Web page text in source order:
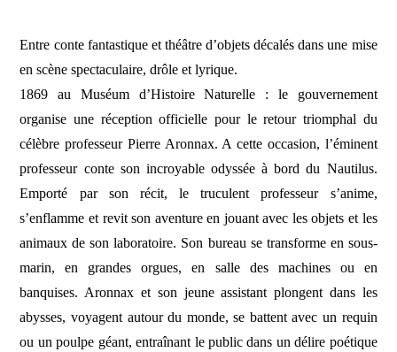
Entre conte fantastique et théâtre d’objets décalés dans une mise
en scène spectaculaire, drôle et lyrique.
1869 au Muséum d’Histoire Naturelle : le gouvernement
organise une réception officielle pour le retour triomphal du
célèbre professeur Pierre Aronnax. A cette occasion, l’éminent
professeur conte son incroyable odyssée à bord du Nautilus.
Emporté par son récit, le truculent professeur s’anime,
s’enflamme et revit son aventure en jouant avec les objets et les
animaux de son laboratoire. Son bureau se transforme en sous-
marin, en grandes orgues, en salle des machines ou en
banquises. Aronnax et son jeune assistant plongent dans les
abysses, voyagent autour du monde, se battent avec un requin
ou un poulpe géant, entraînant le public dans un délire poétique